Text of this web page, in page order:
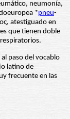
neumonía,
*pneu-
atestiguado en
que tienen doble
paso del vocablo
latino de
frecuente en las